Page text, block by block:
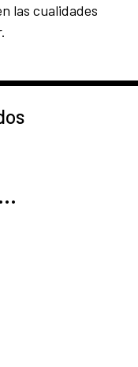
las cualidades